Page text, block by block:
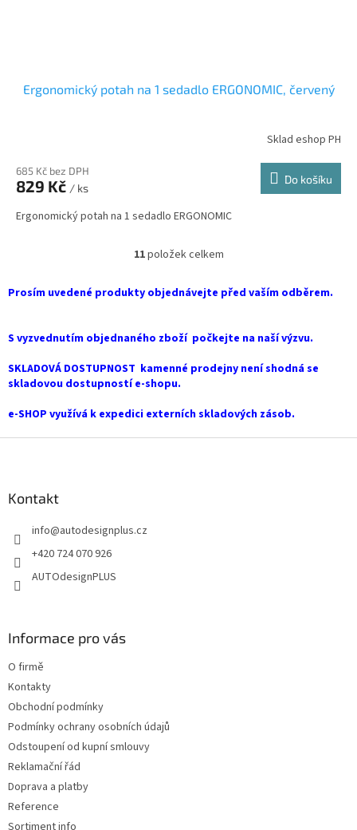
Ergonomický potah na 1 sedadlo ERGONOMIC, červený
Sklad eshop PH
685 Kč bez DPH
829 Kč / ks
Do košíku
Ergonomický potah na 1 sedadlo ERGONOMIC
O
l
a
í
p
v
y
11položek celkem
Prosím uvedené produkty objednávejte před vaším odběrem.
S vyzvednutím objednaného zboží počkejte na naší výzvu.
SKLADOVÁ DOSTUPNOST kamenné prodejny není shodná se
skladovou dostupností e-shopu.
e-SHOP využívá k expedici externích skladových zásob.
Kontakt
info@autodesignplus.cz
+420 724 070 926
AUTOdesignPLUS
Informace pro vás
O firmě
Kontakty
Obchodní podmínky
Podmínky ochrany osobních údajů
Odstoupení od kupní smlouvy
Reklamační řád
Doprava a platby
Reference